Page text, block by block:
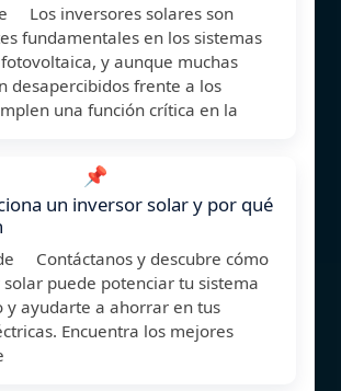
Los inversores solares son
fundamentales en los sistemas
y aunque muchas
desapercibidos frente a los
una función crítica en la
📌
un inversor solar y por qué
Contáctanos y descubre cómo
puede potenciar tu sistema
y ayudarte a ahorrar en tus
Encuentra los mejores